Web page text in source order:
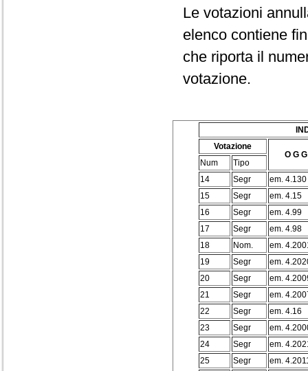
Le votazioni
elenco contiene
che riporta il
votazione.
Votazione
O G
Num
Tipo
14
Segr
em. 4.130
15
Segr
em. 4.15
16
Segr
em. 4.99
17
Segr
em. 4.98
18
Nom.
em.
19
Segr
em.
20
Segr
em.
21
Segr
em.
22
Segr
em. 4.16
23
Segr
em.
24
Segr
em.
25
Segr
em.